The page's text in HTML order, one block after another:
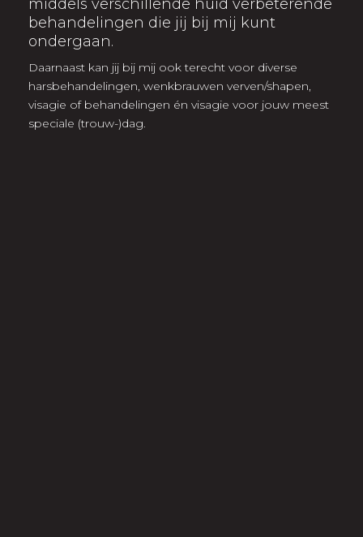
middels verschillende huid verbeterende
behandelingen die jij bij mij kunt
ondergaan.
Daarnaast kan jij bij mij ook terecht voor diverse
harsbehandelingen, wenkbrauwen verven/shapen,
visagie of behandelingen én visagie voor jouw meest
speciale (trouw-)dag.